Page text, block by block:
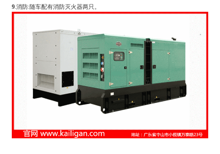
9.消防:随车配有消防灭火器两只。